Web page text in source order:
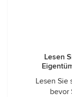
Lesen
Lesen Sie
bevor